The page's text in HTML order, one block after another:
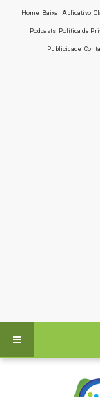
Home Baixar Aplicativo
Podcasts Política de
Publicidade